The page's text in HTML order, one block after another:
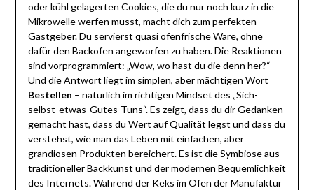
oder kühl gelagerten Cookies, die du nur noch kurz in die
Mikrowelle werfen musst, macht dich zum perfekten
Gastgeber. Du servierst quasi ofenfrische Ware, ohne
dafür den Backofen angeworfen zu haben. Die Reaktionen
sind vorprogrammiert: „Wow, wo hast du die denn her?“
Und die Antwort liegt im simplen, aber mächtigen Wort
Bestellen – natürlich im richtigen Mindset des „Sich-
selbst-etwas-Gutes-Tuns“. Es zeigt, dass du dir Gedanken
gemacht hast, dass du Wert auf Qualität legst und dass du
verstehst, wie man das Leben mit einfachen, aber
grandiosen Produkten bereichert. Es ist die Symbiose aus
traditioneller Backkunst und der modernen Bequemlichkeit
des Internets. Während der Keks im Ofen der Manufaktur